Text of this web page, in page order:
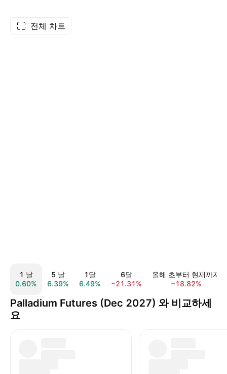
전체 차트
1 날
0.60%
5 날
6.39%
1달
6.49%
6달
−21.31%
올해 초부터 현재까지
−18.82%
Palladium Futures (Dec 2027) 와 비교하세
요